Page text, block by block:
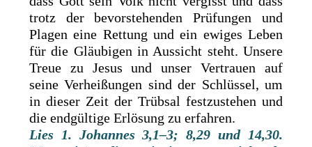
trotz der bevorstehenden Prüfungen und
Plagen eine Rettung und ein ewiges Leben
für die Gläubigen in Aussicht steht. Unsere
Treue zu Jesus und unser Vertrauen auf
seine Verheißungen sind der Schlüssel, um
in dieser Zeit der Trübsal festzustehen und
die endgültige Erlösung zu erfahren.
Lies 1. Johannes 3,1–3; 8,29 und 14,30.